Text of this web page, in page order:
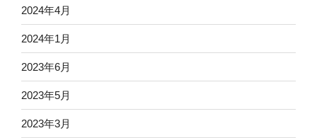
2024年4月
2024年1月
2023年6月
2023年5月
2023年3月